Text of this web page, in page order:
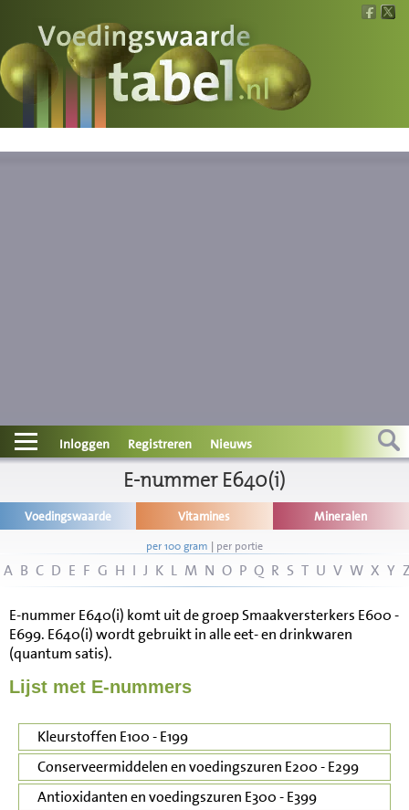
Voedingswaarde
Wat is wat?
Contact
Disclaimer
Inloggen Registreren Nieuws
E-nummer E640(i)
Voedingswaarde Vitamines Mineralen
per 100 gram | per portie
A B C D E F G H I J K L M N O P Q R S T U V W X Y
E-nummer E640(i) komt uit de groep Smaakversterkers E600 -
E699. E640(i) wordt gebruikt in alle eet- en drinkwaren
(quantum satis).
Lijst met E-nummers
Kleurstoffen E100 - E199
Conserveermiddelen en voedingszuren E200 - E299
Antioxidanten en voedingszuren E300 - E399